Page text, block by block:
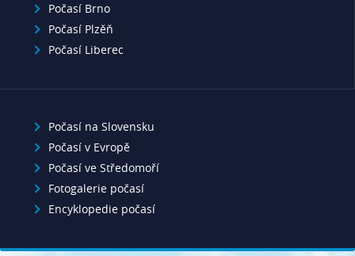
Počasí Brno
Počasí Plzěň
Počasí Liberec
Počasí na Slovensku
Počasí v Evropě
Počasí ve Středomoří
Fotogalerie počasí
Encyklopedie počasí